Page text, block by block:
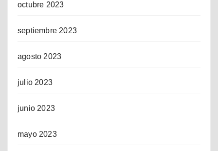
octubre 2023
septiembre 2023
agosto 2023
julio 2023
junio 2023
mayo 2023